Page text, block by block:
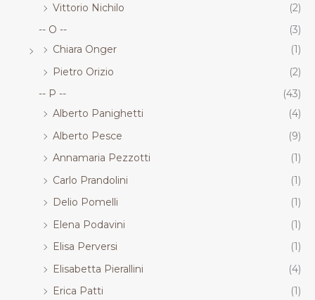
Vittorio Nichilo
(2)
-- O --
(3)
Chiara Onger
(1)
Pietro Orizio
(2)
-- P --
(43)
Alberto Panighetti
(4)
Alberto Pesce
(9)
Annamaria Pezzotti
(1)
Carlo Prandolini
(1)
Delio Pomelli
(1)
Elena Podavini
(1)
Elisa Perversi
(1)
Elisabetta Pierallini
(4)
Erica Patti
(1)